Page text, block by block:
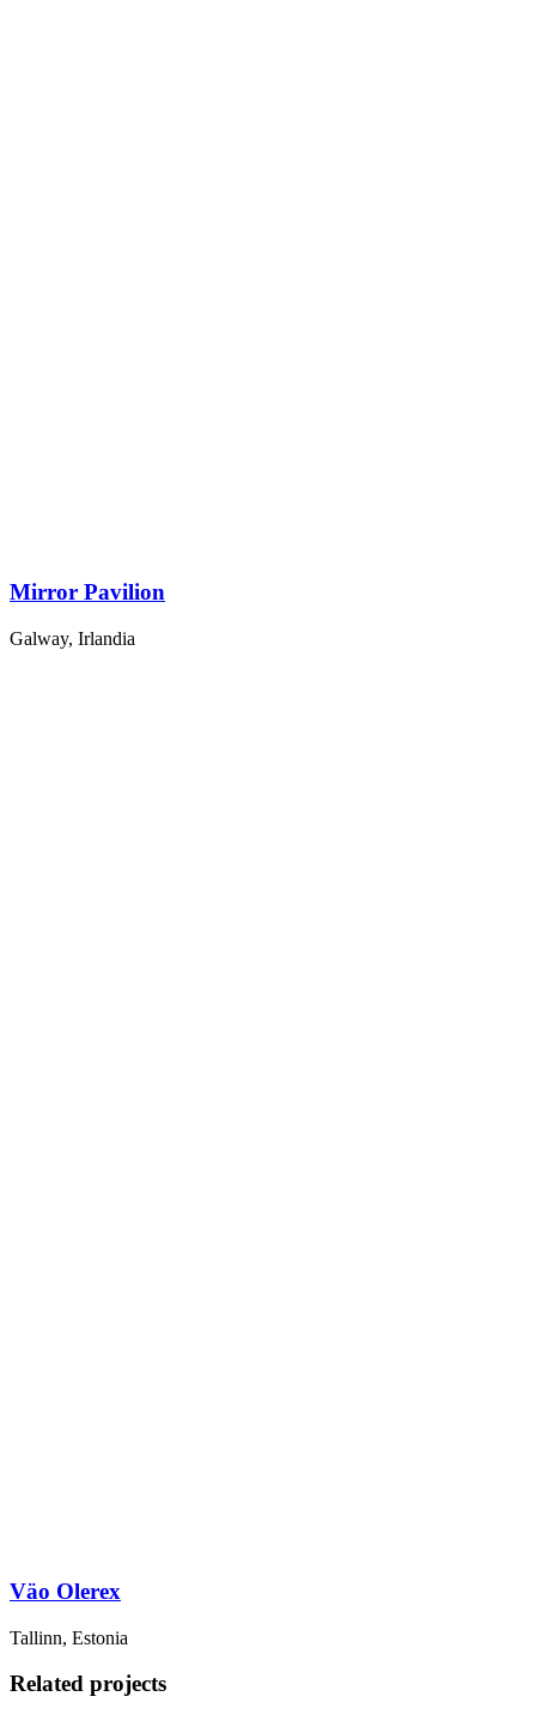
Mirror Pavilion
Galway, Irlandia
Väo Olerex
Tallinn, Estonia
Related projects